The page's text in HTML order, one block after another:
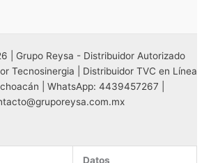
| Grupo Reysa - Distribuidor Autorizado
Tecnosinergia | Distribuidor TVC en Línea
| WhatsApp: 4439457267 |
Datos